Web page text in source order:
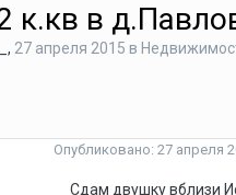
к.кв в
, 27 апреля 2015 в
Опубликовано: 27 апреля
Сдам двушку вблизи